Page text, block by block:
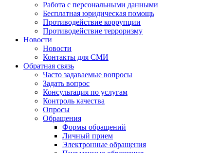
Работа с персональными данными
Бесплатная юридическая помощь
Противодействие коррупции
Противодействие терроризму
Новости
Новости
Контакты для СМИ
Обратная связь
Часто задаваемые вопросы
Задать вопрос
Консультация по услугам
Контроль качества
Опросы
Обращения
Формы обращений
Личный прием
Электронные обращения